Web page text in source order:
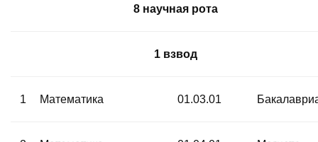
8 научная рота
1 взвод
1 Математика 01.03.01